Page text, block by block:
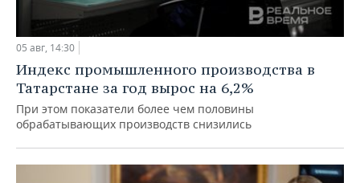
05 авг, 14:30
Индекс промышленного производства в
Татарстане за год вырос на 6,2%
При этом показатели более чем половины
обрабатывающих производств снизились